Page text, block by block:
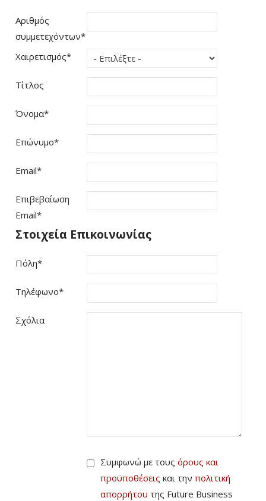
Αριθμός
συμμετεχόντων*
Χαιρετισμός*
Τίτλος
Όνομα*
Επώνυμο*
Email*
Επιβεβαίωση
Email*
Στοιχεία Επικοινωνίας
Πόλη*
Τηλέφωνο*
Σχόλια
Συμφωνώ με τους όρους και
προϋποθέσεις και την πολιτική
απορρήτου της Future Business